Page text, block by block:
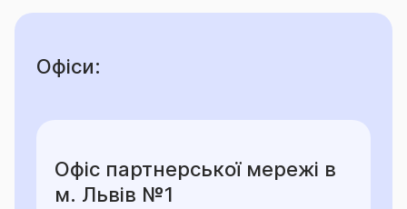
Офіси:
Офіс партнерської мережі в
м. Львів №1